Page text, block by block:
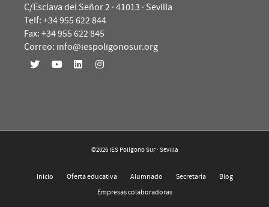
C/Esclava del Señor 2 · 41013 · Sevilla
Telf: +34 955 622 844
Fax: +34 955 622 845
Correo: info@iespoligonosur.org
©2026 IES Polígono Sur · Sevilla
Inicio Oferta educativa Alumnado Secretaría
Blog
Empresas colaboradoras